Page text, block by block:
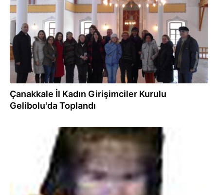
Çanakkale İl Kadın Girişimciler Kurulu
Gelibolu'da Toplandı
02.04.2013